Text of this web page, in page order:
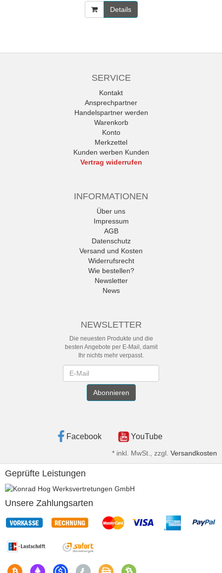
Details
SERVICE
Kontakt
Ansprechpartner
Handelspartner werden
Warenkorb
Konto
Merkzettel
Kunden werben Kunden
Vertrag widerrufen
INFORMATIONEN
Über uns
Impressum
AGB
Datenschutz
Versand und Kosten
Widerrufsrecht
Wie bestellen?
Newsletter
News
NEWSLETTER
Die neuesten Produkte und die
besten Angebote per E-Mail, damit
Ihr nichts mehr verpasst.
Abonnieren
Facebook YouTube
* inkl. MwSt., zzgl. Versandkosten
Geprüfte Leistungen
Unsere Zahlungsarten